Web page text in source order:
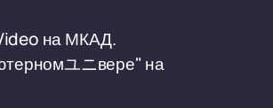
на МКАД.
ユニвере" на